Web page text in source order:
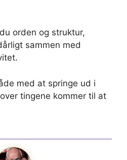
orden og struktur,
sammen med
med at springe ud i
tingene kommer til at